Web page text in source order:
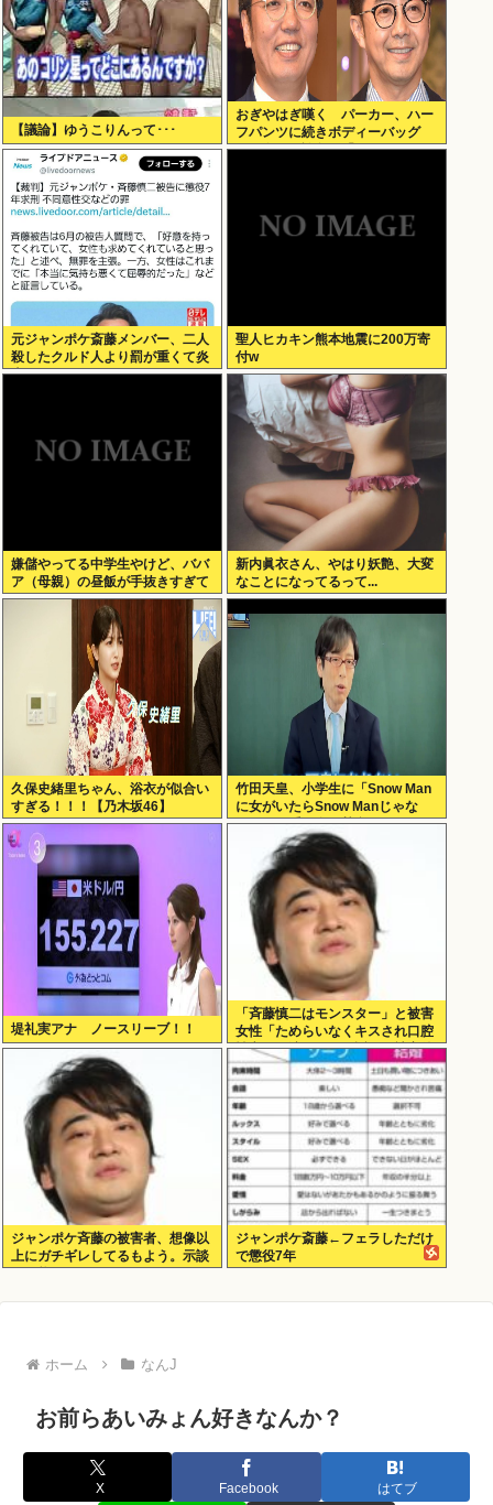
【議論】ゆうこりんって･･･
おぎやはぎ嘆く パーカー、ハー
フパンツに続きボディーバッグ
も“ダサい”論争に「なんでおじさ
元ジャンポケ斎藤メンバー、二人
殺したクルド人より罰が重くて炎
上www
聖人ヒカキン熊本地震に200万寄
付w
嫌儲やってる中学生やけど、ババ
ア（母親）の昼飯が手抜きすぎて
キレそう
新内眞衣さん、やはり妖艶、大変
なことになってるって...
久保史緒里ちゃん、浴衣が似合い
すぎる！！！【乃木坂46】
竹田天皇、小学生に「Snow Man
に女がいたらSnow Manじゃな
い」で男系天皇を熱弁www
堤礼実アナ ノースリーブ！！
「斉藤慎二はモンスター」と被害
女性「ためらいなくキスされ口腔
性交…」涙ながらに訴えた被害後
の”深刻なPTSD”
ジャンポケ斉藤の被害者、想像以
上にガチギレしてるもよう。示談
ジャンポケ斎藤←フェラしただけ
で懲役7年
ホーム なんJ
お前らあいみょん好きなんか？
X Facebook はてブ